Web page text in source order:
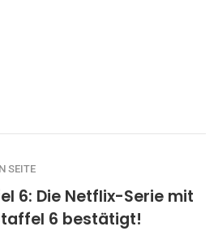
SEITE
6: Die Netflix-Serie mit
6 bestätigt!